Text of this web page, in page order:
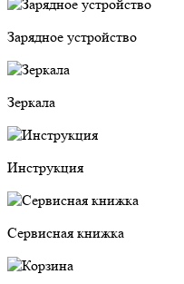
Зарядное устройство
Зеркала
Инструкция
Сервисная книжка